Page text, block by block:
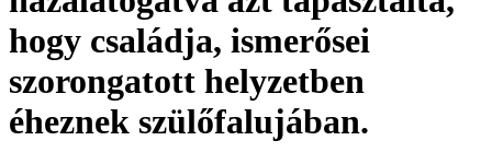
hogy családja, ismerősei
szorongatott helyzetben
éheznek szülőfalujában.